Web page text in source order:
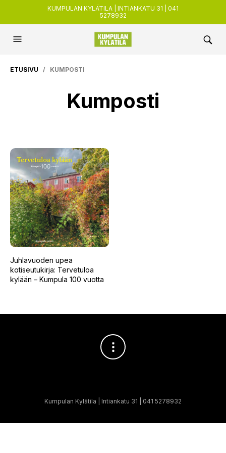
KUMPULAN KYLÄTILA | INTIANKATU 31 | 041
5278932
ETUSIVU / KUMPOSTI
Kumposti
Juhlavuoden upea
kotiseutukirja: Tervetuloa
kylään – Kumpula 100 vuotta
Kumpulan Kylätila | Intiankatu 31 | 041 5278932